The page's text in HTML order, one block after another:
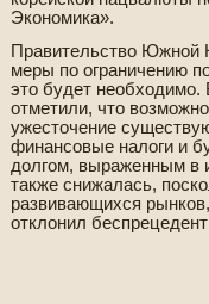
Экономика».
Правительство Южной
меры по ограничению
это буде­т
отметили, что
ужесточение
финансовые налоги и
долгом, выраженным в
также снижалась,
развивающихся
отклонил